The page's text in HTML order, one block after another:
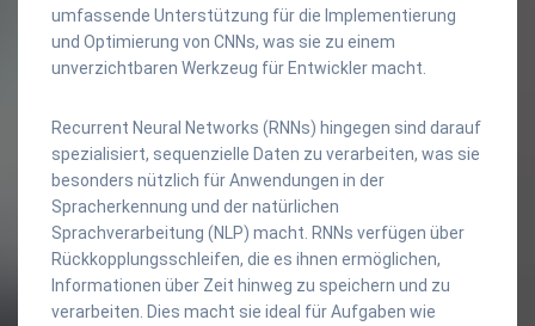
umfassende Unterstützung für die Implementierung
und Optimierung von CNNs, was sie zu einem
unverzichtbaren Werkzeug für Entwickler macht.
Recurrent Neural Networks (RNNs) hingegen sind darauf
spezialisiert, sequenzielle Daten zu verarbeiten, was sie
besonders nützlich für Anwendungen in der
Spracherkennung und der natürlichen
Sprachverarbeitung (NLP) macht. RNNs verfügen über
Rückkopplungsschleifen, die es ihnen ermöglichen,
Informationen über Zeit hinweg zu speichern und zu
verarbeiten. Dies macht sie ideal für Aufgaben wie